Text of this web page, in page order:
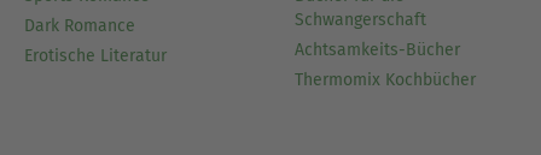
Dark Romance
Erotische Literatur
Schwangerschaft
Achtsamkeits-Bücher
Thermomix Kochbücher